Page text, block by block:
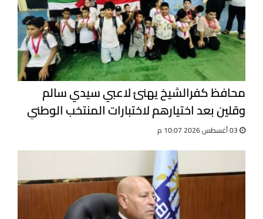
محافظ كفرالشيخ يهنئ لاعبي سيدي سالم
وقلين بعد اختيارهم لاختبارات المنتخب الوطني
للجيت كونى دو